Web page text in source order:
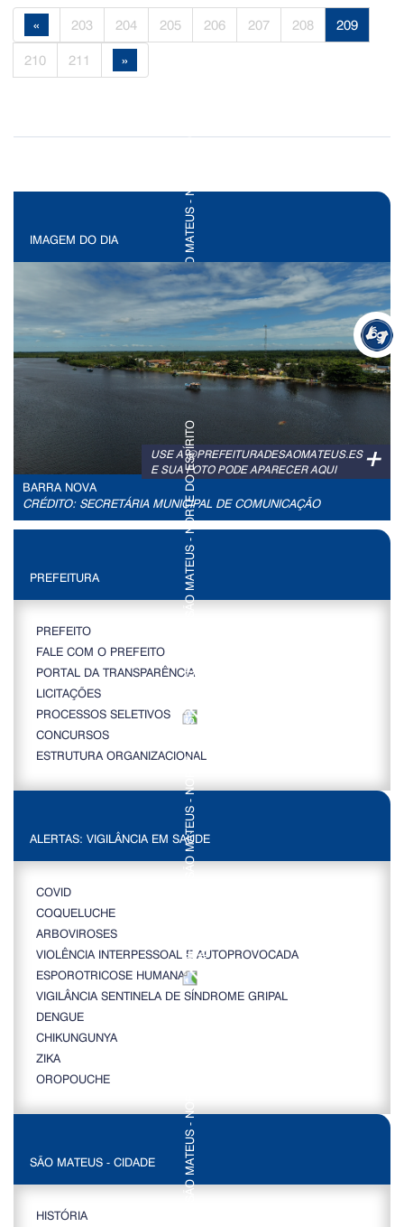
« 203 204 205 206 207 208
209
210
211 »
IMAGEM DO DIA
+
USE A @PREFEITURADESAOMATEUS.ES
E SUA FOTO PODE APARECER AQUI
BARRA NOVA
CRÉDITO: SECRETÁRIA MUNICIPAL DE COMUNICAÇÃO
PREFEITURA
PREFEITO
FALE COM O PREFEITO
PORTAL DA TRANSPARÊNCIA
LICITAÇÕES
PROCESSOS SELETIVOS
CONCURSOS
ESTRUTURA ORGANIZACIONAL
ALERTAS: VIGILÂNCIA EM SAÚDE
COVID
COQUELUCHE
ARBOVIROSES
VIOLÊNCIA INTERPESSOAL E AUTOPROVOCADA
ESPOROTRICOSE HUMANA
VIGILÂNCIA SENTINELA DE SÍNDROME GRIPAL
DENGUE
CHIKUNGUNYA
ZIKA
OROPOUCHE
SÃO MATEUS - CIDADE
HISTÓRIA